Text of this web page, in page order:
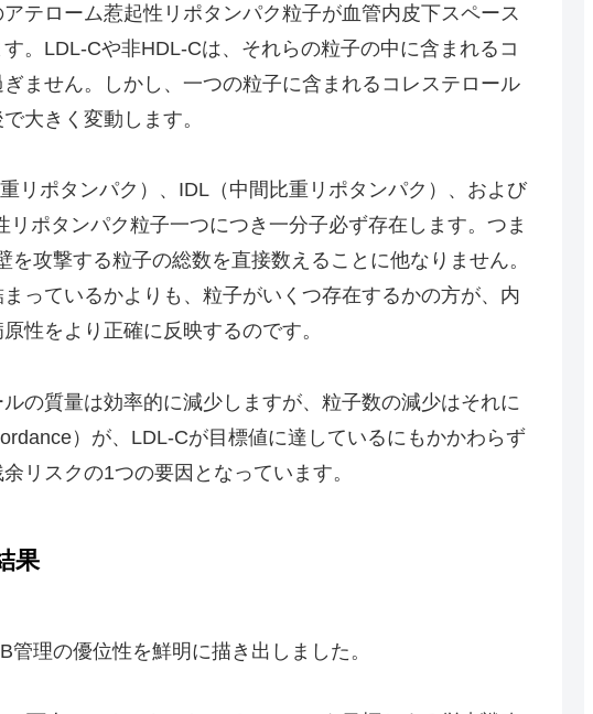
テローム惹起性リポタンパク粒子が血管内皮下スペース
。LDL-Cや非HDL-Cは、それらの粒子の中に含まれるコ
ません。しかし、一つの粒子に含まれるコレステロール
大きく変動します。
リポタンパク）、IDL（中間比重リポタンパク）、および
ポタンパク粒子一つにつき一分子必ず存在します。つま
攻撃する粒子の総数を直接数えることに他なりません。
っているかよりも、粒子がいくつ存在するかの方が、内
性をより正確に反映するのです。
の質量は効率的に減少しますが、粒子数の減少はそれに
）が、LDL-Cが目標値に達しているにもかかわらず
リスクの1つの要因となっています。
果
理の優位性を鮮明に描き出しました。